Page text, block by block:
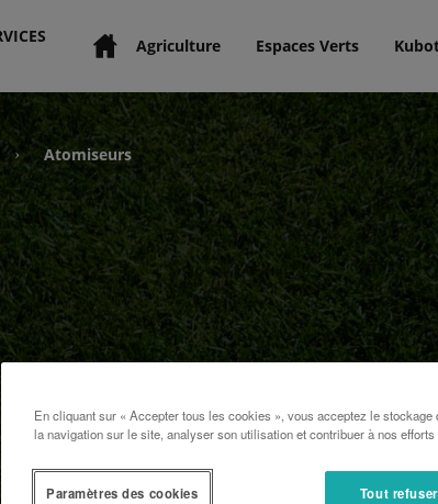
Agriculture Espaces Verts
› Atomiseurs
En cliquant sur « Accepter tous les cookies », vous acceptez le
la navigation sur le site, analyser son utilisation et contribuer à nos efforts
Tout refuser
Paramètres des cookies